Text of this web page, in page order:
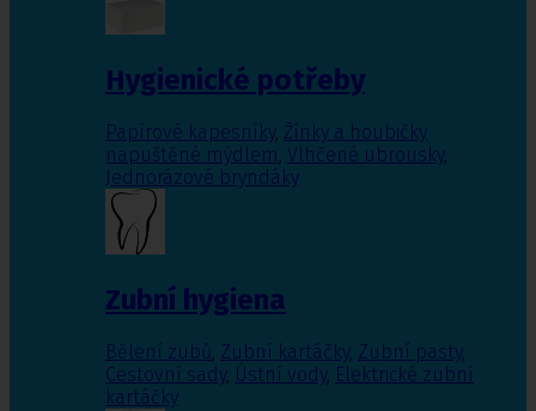
Hygienické potřeby
Papírové kapesníky, Žínky a houbičky
napuštěné mýdlem, Vlhčené ubrousky,
Jednorázové bryndáky
Zubní hygiena
Bělení zubů, Zubní kartáčky, Zubní pasty,
Cestovní sady, Ústní vody, Elektrické zubní
kartáčky